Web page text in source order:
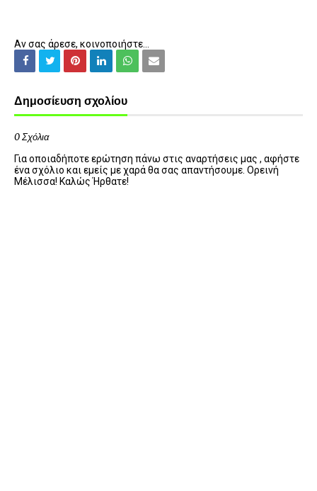
Αν σας άρεσε, κοινοποιήστε...
Δημοσίευση σχολίου
0 Σχόλια
Για οποιαδήποτε ερώτηση πάνω στις αναρτήσεις μας , αφήστε
ένα σχόλιο και εμείς με χαρά θα σας απαντήσουμε. Ορεινή
Μέλισσα! Καλώς Ήρθατε!